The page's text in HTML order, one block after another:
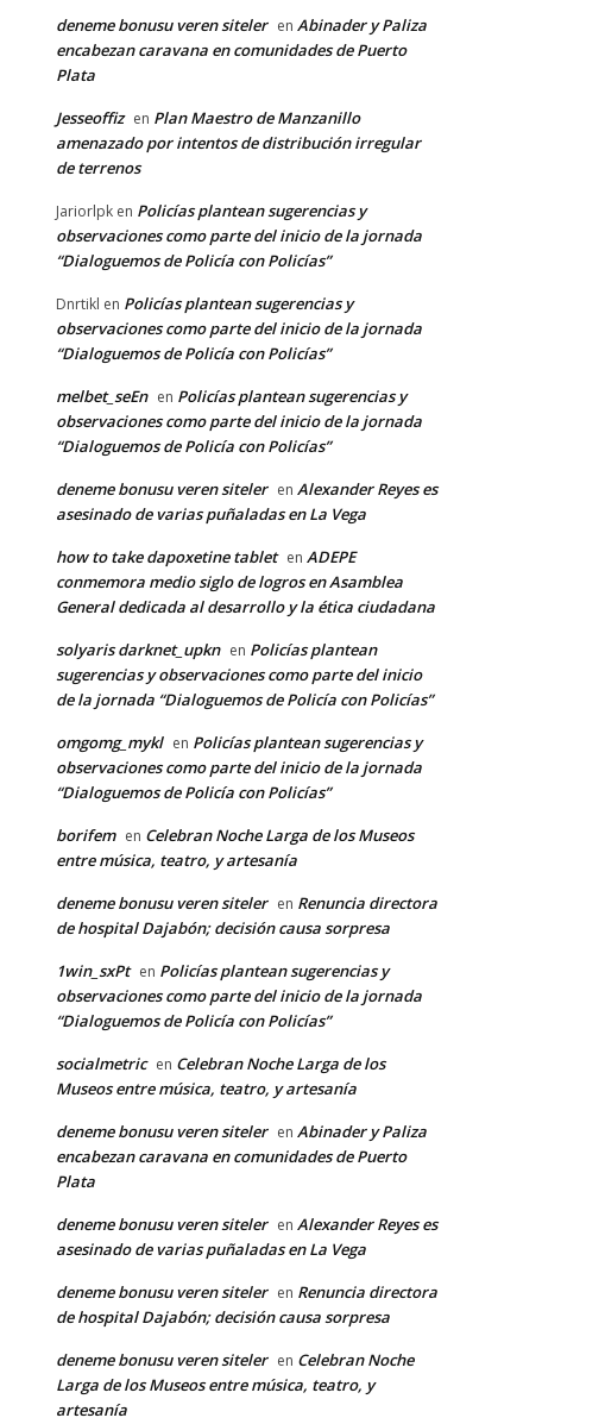
deneme bonusu veren siteler en Abinader y Paliza
encabezan caravana en comunidades de Puerto
Plata
Jesseoffiz en Plan Maestro de Manzanillo
amenazado por intentos de distribución irregular
de terrenos
Jariorlpk en Policías plantean sugerencias y
observaciones como parte del inicio de la jornada
“Dialoguemos de Policía con Policías”
Dnrtikl en Policías plantean sugerencias y
observaciones como parte del inicio de la jornada
“Dialoguemos de Policía con Policías”
melbet_seEn en Policías plantean sugerencias y
observaciones como parte del inicio de la jornada
“Dialoguemos de Policía con Policías”
deneme bonusu veren siteler en Alexander Reyes es
asesinado de varias puñaladas en La Vega
how to take dapoxetine tablet en ADEPE
conmemora medio siglo de logros en Asamblea
General dedicada al desarrollo y la ética ciudadana
solyaris darknet_upkn en Policías plantean
sugerencias y observaciones como parte del inicio
de la jornada “Dialoguemos de Policía con Policías”
omgomg_mykl en Policías plantean sugerencias y
observaciones como parte del inicio de la jornada
“Dialoguemos de Policía con Policías”
borifem en Celebran Noche Larga de los Museos
entre música, teatro, y artesanía
deneme bonusu veren siteler en Renuncia directora
de hospital Dajabón; decisión causa sorpresa
1win_sxPt en Policías plantean sugerencias y
observaciones como parte del inicio de la jornada
“Dialoguemos de Policía con Policías”
socialmetric en Celebran Noche Larga de los
Museos entre música, teatro, y artesanía
deneme bonusu veren siteler en Abinader y Paliza
encabezan caravana en comunidades de Puerto
Plata
deneme bonusu veren siteler en Alexander Reyes es
asesinado de varias puñaladas en La Vega
deneme bonusu veren siteler en Renuncia directora
de hospital Dajabón; decisión causa sorpresa
deneme bonusu veren siteler en Celebran Noche
Larga de los Museos entre música, teatro, y
artesanía